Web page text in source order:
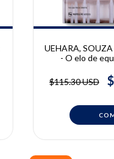
UEHARA,
- O elo de
Toshio Uehara
$115.30 USD